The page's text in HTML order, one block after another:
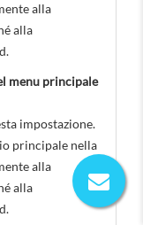
alla
alla
menu principale
impostazione.
principale nella
alla
alla